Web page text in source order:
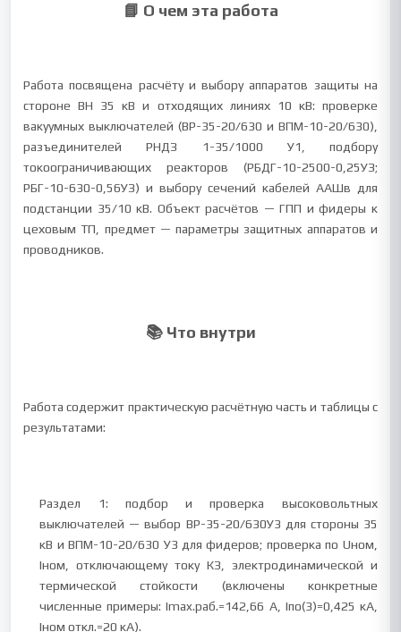
📘 О чем эта работа
Работа посвящена расчёту и выбору аппаратов защиты на
стороне ВН 35 кВ и отходящих линиях 10 кВ: проверке
вакуумных выключателей (ВР-35-20/630 и ВПМ-10-20/630),
разъединителей РНДЗ 1-35/1000 У1, подбору
токоограничивающих реакторов (РБДГ-10-2500-0,25УЗ;
РБГ-10-630-0,56УЗ) и выбору сечений кабелей ААШв для
подстанции 35/10 кВ. Объект расчётов — ГПП и фидеры к
цеховым ТП, предмет — параметры защитных аппаратов и
проводников.
📚 Что внутри
Работа содержит практическую расчётную часть и таблицы с
результатами:
Раздел 1: подбор и проверка высоковольтных
выключателей — выбор ВР-35-20/630У3 для стороны 35
кВ и ВПМ-10-20/630 У3 для фидеров; проверка по Uном,
Iном, отключающему току КЗ, электродинамической и
термической стойкости (включены конкретные
численные примеры: Imax.раб.=142,66 А, Iпо(3)=0,425 кА,
Iном откл.=20 кА).